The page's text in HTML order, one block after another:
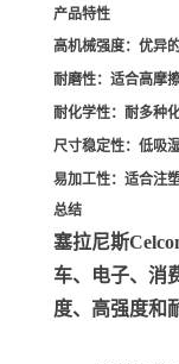
产品特性
高机械强度：优异
耐磨性：适合高摩
耐化学性：耐多种
尺寸稳定性：低吸
易加工性：适合注
总结
塞拉尼斯
车、电子、消
度、高强度和